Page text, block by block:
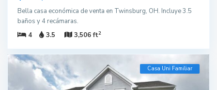
Bella casa económica de venta en Twinsburg, OH. Incluye 3.5
baños y 4 recámaras.
4
3.5 3,506 ft2
Casa Uni Familiar